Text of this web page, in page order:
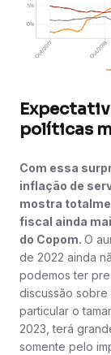
políticas
Com essa
inflação de
mostra
fiscal ainda
do Copom. O
de 2022 ainda
podemos ter
discussão
particular o
2023, terá
somente pelo